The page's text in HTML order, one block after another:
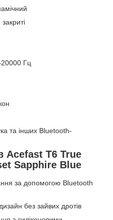
закриті
Гц
та інших Bluetooth-
Acefast T6 True
Sapphire Blue
за допомогою Bluetooth
без зайвих дротів